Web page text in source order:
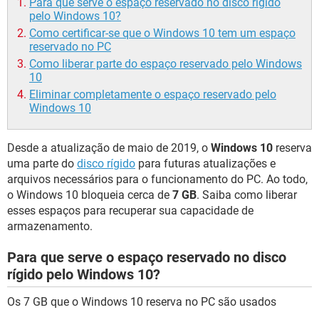
pelo Windows 10?
Como certificar-se que o Windows 10 tem um espaço
reservado no PC
Como liberar parte do espaço reservado pelo Windows
10
Eliminar completamente o espaço reservado pelo
Windows 10
Desde a atualização de maio de 2019, o Windows 10 reserva
uma parte do disco rígido para futuras atualizações e
arquivos necessários para o funcionamento do PC. Ao todo,
o Windows 10 bloqueia cerca de 7 GB. Saiba como liberar
esses espaços para recuperar sua capacidade de
armazenamento.
Para que serve o espaço reservado no disco
rígido pelo Windows 10?
Os 7 GB que o Windows 10 reserva no PC são usados